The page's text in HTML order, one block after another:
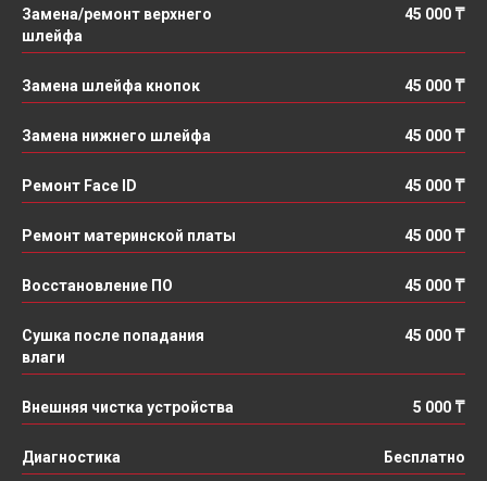
Замена/ремонт верхнего
шлейфа
45 000 ₸
Замена шлейфа кнопок 45 000 ₸
Замена нижнего шлейфа 45 000 ₸
Ремонт Face ID 45 000 ₸
Ремонт материнской платы 45 000 ₸
Восстановление ПО 45 000 ₸
Сушка после попадания
влаги
45 000 ₸
Внешняя чистка устройства 5 000 ₸
Диагностика Бесплатно